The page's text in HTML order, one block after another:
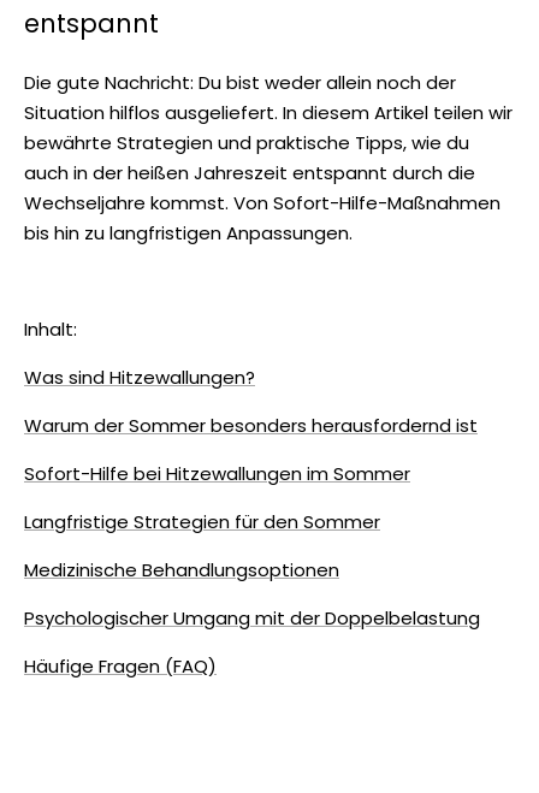
entspannt
Die gute Nachricht: Du bist weder allein noch der
Situation hilflos ausgeliefert. In diesem Artikel teilen wir
bewährte Strategien und praktische Tipps, wie du
auch in der heißen Jahreszeit entspannt durch die
Wechseljahre kommst. Von Sofort-Hilfe-Maßnahmen
bis hin zu langfristigen Anpassungen.
Inhalt:
Was sind Hitzewallungen?
Warum der Sommer besonders herausfordernd ist
Sofort-Hilfe bei Hitzewallungen im Sommer
Langfristige Strategien für den Sommer
Medizinische Behandlungsoptionen
Psychologischer Umgang mit der Doppelbelastung
Häufige Fragen (FAQ)